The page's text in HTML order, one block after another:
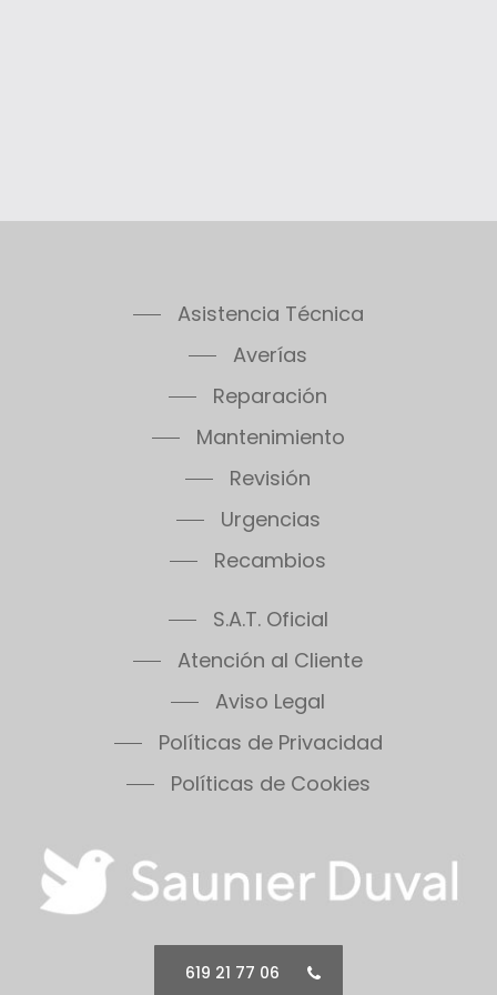
Asistencia Técnica
Averías
Reparación
Mantenimiento
Revisión
Urgencias
Recambios
S.A.T. Oficial
Atención al Cliente
Aviso Legal
Políticas de Privacidad
Políticas de Cookies
619 21 77 06